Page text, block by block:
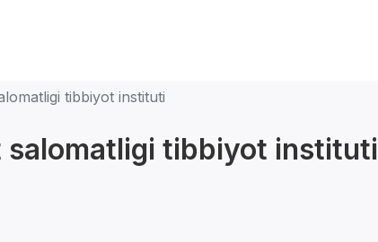
tibbiyot instituti
salomatligi tibbiyot instituti